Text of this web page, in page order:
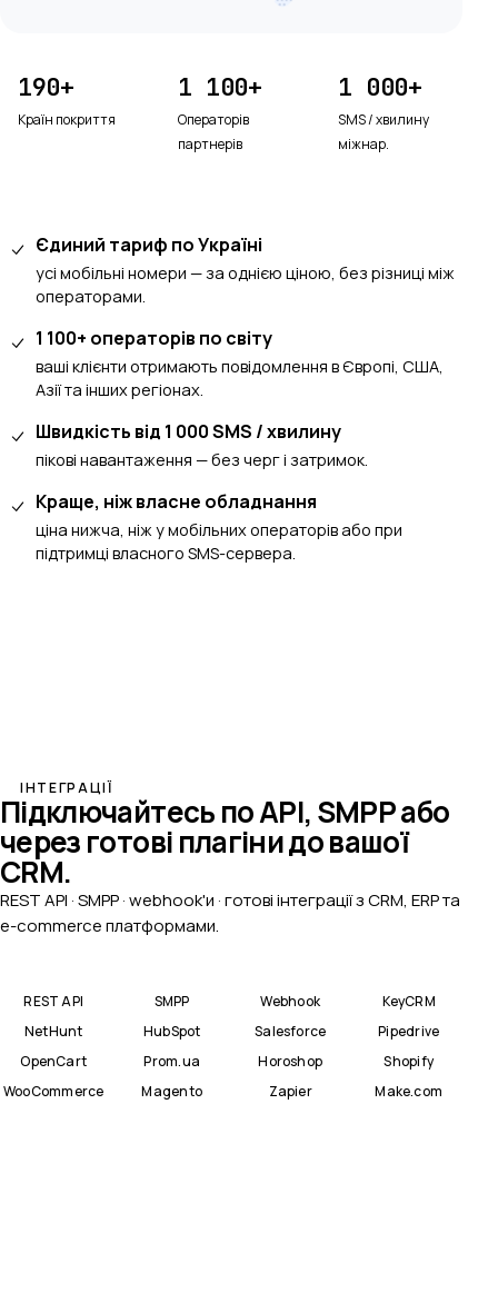
190+
Країн покриття
1 100+
Операторів
партнерів
1 000+
SMS / хвилину
міжнар.
Єдиний тариф по Україні
усі мобільні номери — за однією ціною, без різниці між
операторами.
1 100+ операторів по світу
ваші клієнти отримають повідомлення в Європі, США,
Азії та інших регіонах.
Швидкість від 1 000 SMS / хвилину
пікові навантаження — без черг і затримок.
Краще, ніж власне обладнання
ціна нижча, ніж у мобільних операторів або при
підтримці власного SMS-сервера.
ІНТЕГРАЦІЇ
Підключайтесь по API, SMPP або
через готові плагінидо вашої
CRM.
REST API · SMPP · webhook'и · готові інтеграції з CRM, ERP та
e-commerce платформами.
REST API SMPP Webhook
KeyCRM
NetHunt
HubSpot Salesforce
Pipedrive
OpenCart
Prom.ua Horoshop
Shopify
WooCommerce
Magento Zapier Make.com